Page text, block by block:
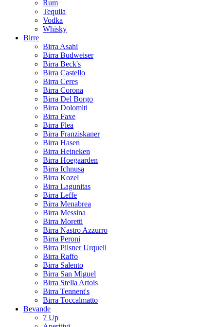
Rum
Tequila
Vodka
Whisky
Birre
Birra Asahi
Birra Budweiser
Birra Beck's
Birra Castello
Birra Ceres
Birra Corona
Birra Del Borgo
Birra Dolomiti
Birra Faxe
Birra Flea
Birra Franziskaner
Birra Hasen
Birra Heineken
Birra Hoegaarden
Birra Ichnusa
Birra Kozel
Birra Lagunitas
Birra Leffe
Birra Menabrea
Birra Messina
Birra Moretti
Birra Nastro Azzurro
Birra Peroni
Birra Pilsner Urquell
Birra Raffo
Birra Salento
Birra San Miguel
Birra Stella Artois
Birra Tennent's
Birra Toccalmatto
Bevande
7 Up